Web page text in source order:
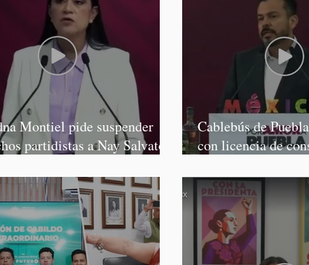
Montiel pide suspender
partidistas a Nay Salvatori
Cablebús de
con licencia de